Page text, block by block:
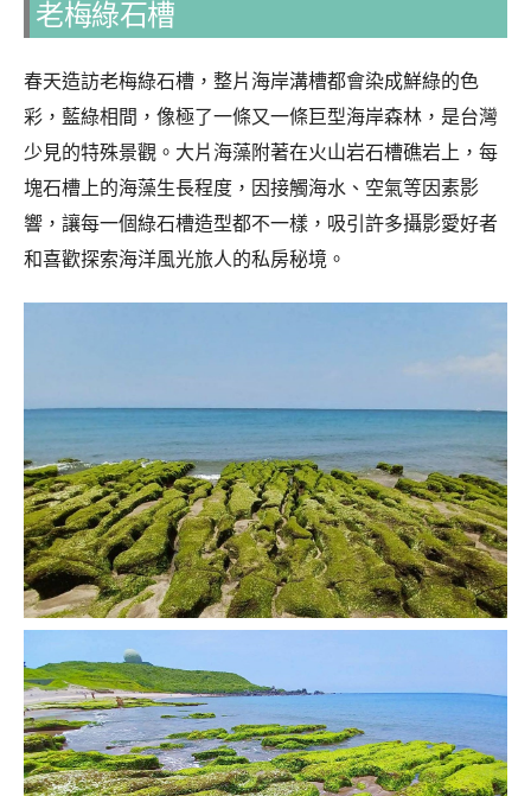
老梅綠石槽
春天造訪老梅綠石槽，整片海岸溝槽都會染成鮮綠的色
彩，藍綠相間，像極了一條又一條巨型海岸森林，是台灣
少見的特殊景觀。大片海藻附著在火山岩石槽礁岩上，每
塊石槽上的海藻生長程度，因接觸海水、空氣等因素影
響，讓每一個綠石槽造型都不一樣，吸引許多攝影愛好者
和喜歡探索海洋風光旅人的私房秘境。